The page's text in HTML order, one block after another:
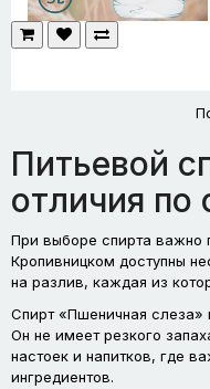
Питьевой
отличия по
При выборе спирта важно
Кропивницком доступны
на разлив, каждая из
Спирт «Пшеничная слеза»
Он не имеет резкого
настоек и напитков, где
ингредиентов.